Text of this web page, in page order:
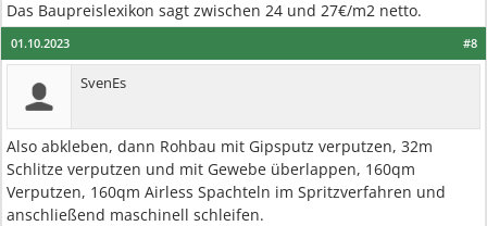
Das Baupreislexikon sagt zwischen 24 und 27€/m2 netto.
#8
01.10.2023
SvenEs
Also abkleben, dann Rohbau mit Gipsputz verputzen, 32m
Schlitze verputzen und mit Gewebe überlappen, 160qm
Verputzen, 160qm Airless Spachteln im Spritzverfahren und
anschließend maschinell schleifen.